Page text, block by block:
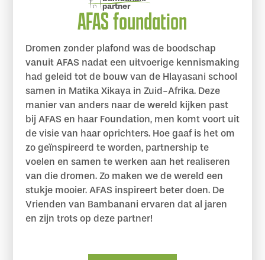
partner
AFAS foundation
Dromen zonder plafond was de boodschap
vanuit AFAS nadat een uitvoerige kennismaking
had geleid tot de bouw van de Hlayasani school
samen in Matika Xikaya in Zuid-Afrika. Deze
manier van anders naar de wereld kijken past
bij AFAS en haar Foundation, men komt voort uit
de visie van haar oprichters. Hoe gaaf is het om
zo geïnspireerd te worden, partnership te
voelen en samen te werken aan het realiseren
van die dromen. Zo maken we de wereld een
stukje mooier. AFAS inspireert beter doen. De
Vrienden van Bambanani ervaren dat al jaren
en zijn trots op deze partner!